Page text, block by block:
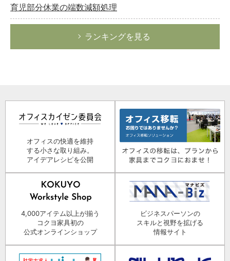
育児部分休業の端数減額処理
ランキングを見る
オフィスの快適を維持
する小さな取り組み。
アイデアレシピを公開
4,000アイテム以上が揃う
コクヨ家具初の
公式オンラインショップ
ビジネスパーソンの
スキルと視野を拡げる
情報サイト